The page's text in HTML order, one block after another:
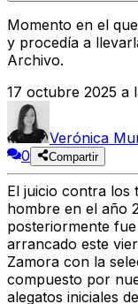
Momento en el
y procedía a
Archivo.
17 octubre 2025 a
Verónica
0
Compartir
El juicio contra los
hombre en el año
posteriormente
arrancado este
Zamora con la
compuesto por
alegatos iniciales